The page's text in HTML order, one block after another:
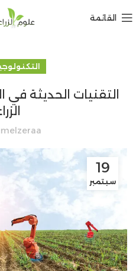
القائمة
التقنيات الحديثة في
19
سبتمبر